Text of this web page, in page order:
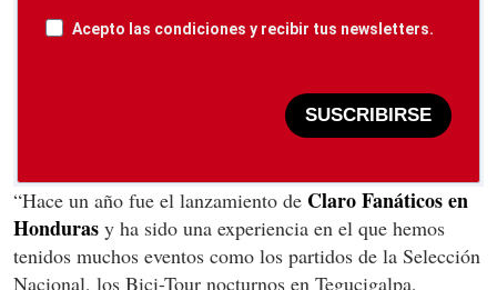
Acepto las condiciones y recibir tus newsletters.
SUSCRIBIRSE
“Hace un año fue el lanzamiento de Claro Fanáticos en
Honduras y ha sido una experiencia en el que hemos
tenidos muchos eventos como los partidos de la Selección
Nacional, los Bici-Tour nocturnos en Tegucigalpa,